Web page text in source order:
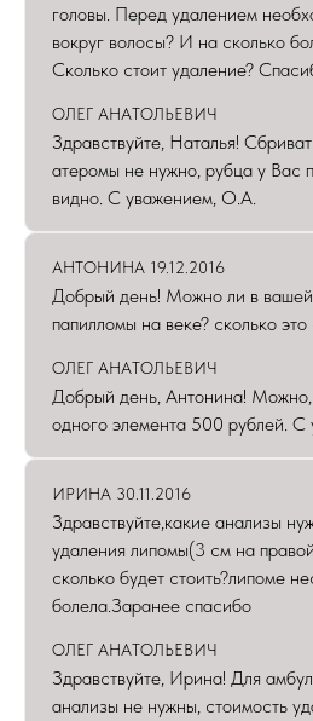
головы. Перед удалением
вокруг волосы? И на сколько
Сколько стоит удаление?
ОЛЕГ АНАТОЛЬЕВИЧ
Здравствуйте, Наталья!
атеромы не нужно, рубца у Вас
видно. С уважением, О.А.
АНТОНИНА 19.12.2016
Добрый день! Можно ли в вашей
папилломы на веке? сколько это
ОЛЕГ АНАТОЛЬЕВИЧ
Добрый день, Антонина! Можно,
одного элемента 500 рублей.
ИРИНА 30.11.2016
Здравствуйте,какие анализы
удаления липомы(3 см на
сколько будет стоить?липоме
болела.Заранее спасибо
ОЛЕГ АНАТОЛЬЕВИЧ
Здравствуйте, Ирина! Для
анализы не нужны, стоимость